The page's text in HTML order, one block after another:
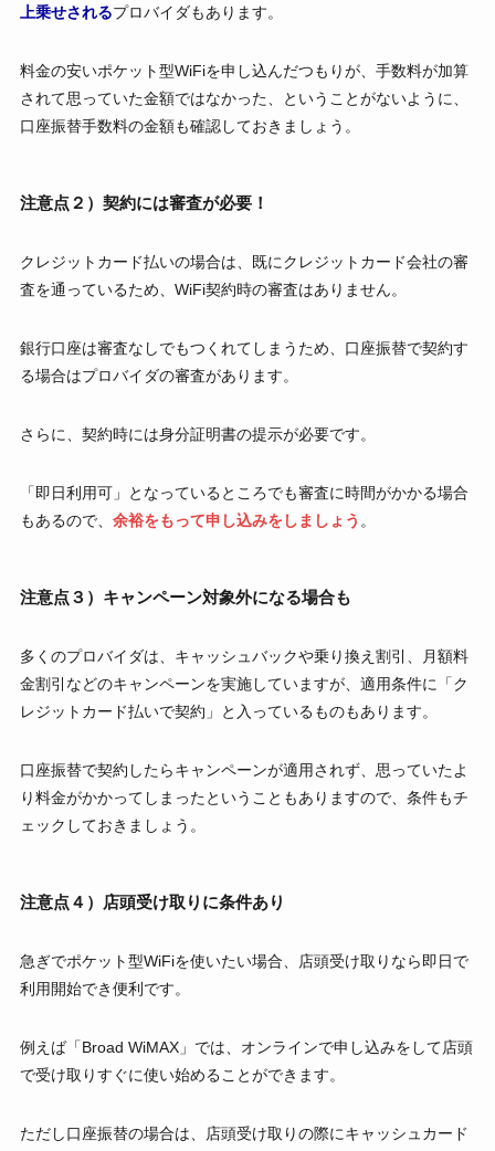
上乗せされるプロバイダもあります。
料金の安いポケット型WiFiを申し込んだつもりが、手数料が加算
されて思っていた金額ではなかった、ということがないように、
口座振替手数料の金額も確認しておきましょう。
注意点２）契約には審査が必要！
クレジットカード払いの場合は、既にクレジットカード会社の審
査を通っているため、WiFi契約時の審査はありません。
銀行口座は審査なしでもつくれてしまうため、口座振替で契約す
る場合はプロバイダの審査があります。
さらに、契約時には身分証明書の提示が必要です。
「即日利用可」となっているところでも審査に時間がかかる場合
もあるので、 余裕をもって申し込みをしましょう 。
注意点３）キャンペーン対象外になる場合も
多くのプロバイダは、キャッシュバックや乗り換え割引、月額料
金割引などのキャンペーンを実施していますが、適用条件に「ク
レジットカード払いで契約」と入っているものもあります。
口座振替で契約したらキャンペーンが適用されず、思っていたよ
り料金がかかってしまったということもありますので、条件もチ
ェックしておきましょう。
注意点４）店頭受け取りに条件あり
急ぎでポケット型WiFiを使いたい場合、店頭受け取りなら即日で
利用開始でき便利です。
例えば「Broad WiMAX」では、オンラインで申し込みをして店頭
で受け取りすぐに使い始めることができます。
ただし口座振替の場合は、店頭受け取りの際にキャッシュカード